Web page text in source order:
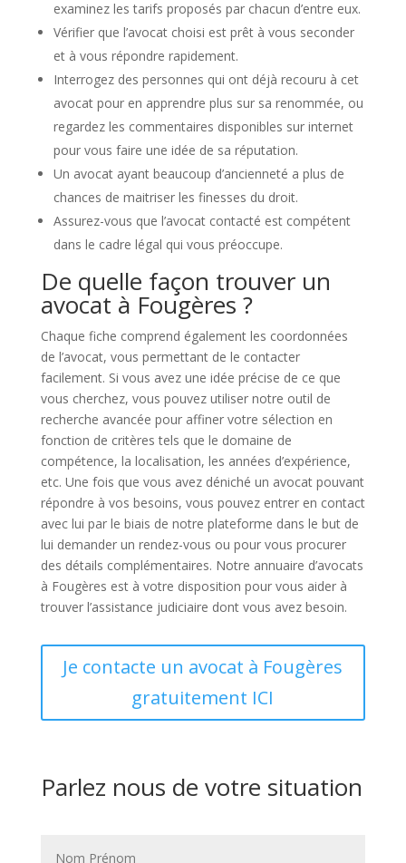
examinez les tarifs proposés par chacun d’entre eux.
Vérifier que l’avocat choisi est prêt à vous seconder
et à vous répondre rapidement.
Interrogez des personnes qui ont déjà recouru à cet
avocat pour en apprendre plus sur sa renommée, ou
regardez les commentaires disponibles sur internet
pour vous faire une idée de sa réputation.
Un avocat ayant beaucoup d’ancienneté a plus de
chances de maitriser les finesses du droit.
Assurez-vous que l’avocat contacté est compétent
dans le cadre légal qui vous préoccupe.
De quelle façon trouver un
avocat à Fougères ?
Chaque fiche comprend également les coordonnées
de l’avocat, vous permettant de le contacter
facilement. Si vous avez une idée précise de ce que
vous cherchez, vous pouvez utiliser notre outil de
recherche avancée pour affiner votre sélection en
fonction de critères tels que le domaine de
compétence, la localisation, les années d’expérience,
etc. Une fois que vous avez déniché un avocat pouvant
répondre à vos besoins, vous pouvez entrer en contact
avec lui par le biais de notre plateforme dans le but de
lui demander un rendez-vous ou pour vous procurer
des détails complémentaires. Notre annuaire d’avocats
à Fougères est à votre disposition pour vous aider à
trouver l’assistance judiciaire dont vous avez besoin.
Je contacte un avocat à Fougères
gratuitement ICI
Parlez nous de votre situation